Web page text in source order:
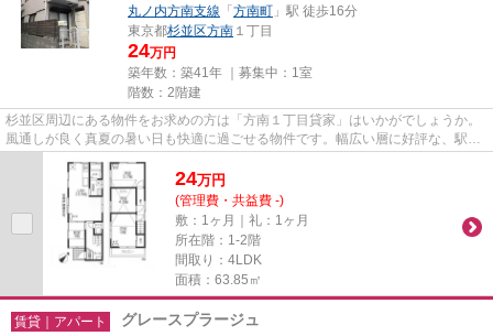
丸ノ内方南支線 「方南町 」駅 徒歩16分
東京都杉並区方南 １丁目
24万円
築年数：築41年 ｜募集中： 1室
階数：2階建
杉並区周辺にある物件をお求めの方は「方南１丁目貸家」はいかがでしょうか。
風通しが良く真夏の暑い日も快適に過ごせる物件です。幅広い層に好評な、駅か
ら徒歩9分に立地する物件です...
24万円
(管理費・共益費 -)
敷：1ヶ月｜礼：1ヶ月
所在階：1-2階
間取り：4LDK
面積：63.85㎡
賃貸｜アパート グレースプラージュ